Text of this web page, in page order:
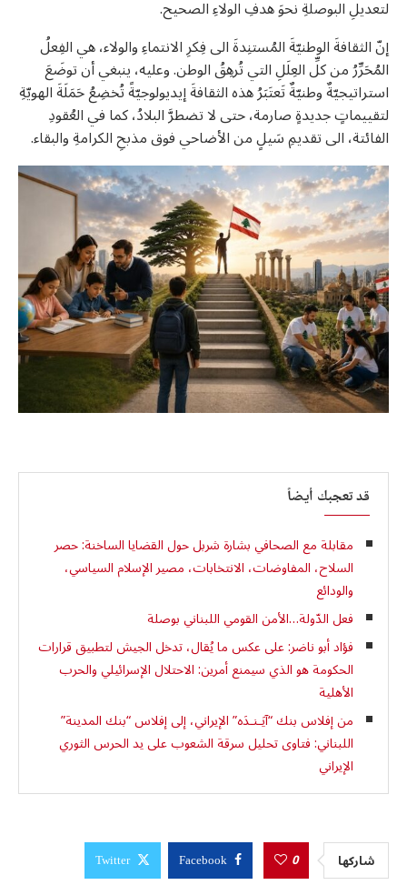
لتعديلِ البوصلةِ نحوَ هدفِ الولاءِ الصحيح.
إنّ الثقافةَ الوطنيّةَ المُستنِدةَ الى فِكرِ الانتماءِ والولاء، هي الفِعلُ
المُحَرِّرُ من كلِّ العِلَلِ التي تُرهِقُ الوطن. وعليه، ينبغي أن توضَعَ
استراتيجيّةٌ وطنيّةٌ تَعتَبَرُ هذه الثقافةَ إيديولوجيّةً تُخضِعُ حَمَلَةَ الهويّةِ
لتقييماتٍ جديدةٍ صارمة، حتى لا تضطرَّ البلادُ، كما في العُقودِ
الفائتة، الى تقديمِ سَيلٍ من الأضاحي فوق مذبحِ الكرامةِ والبقاء.
قد تعجبك أيضاً
مقابلة مع الصحافي بشارة شربل حول القضايا الساخنة: حصر
السلاح، المفاوضات، الانتخابات، مصير الإسلام السياسي،
والودائع
فعل الدّولة…الأمن القومي اللبناني بوصلة
فؤاد أبو ناضر: على عكس ما يُقال، تدخل الجيش لتطبيق قرارات
الحكومة هو الذي سيمنع أمرين: الاحتلال الإسرائيلي والحرب
الأهلية
من إفلاس بنك “آيَـنـدَه” الإيراني، إلى إفلاس “بنك المدينة”
اللبناني: فتاوى تحليل سرقة الشعوب على يد الحرس الثوري
الإيراني
شاركها 0
Facebook
Twitter